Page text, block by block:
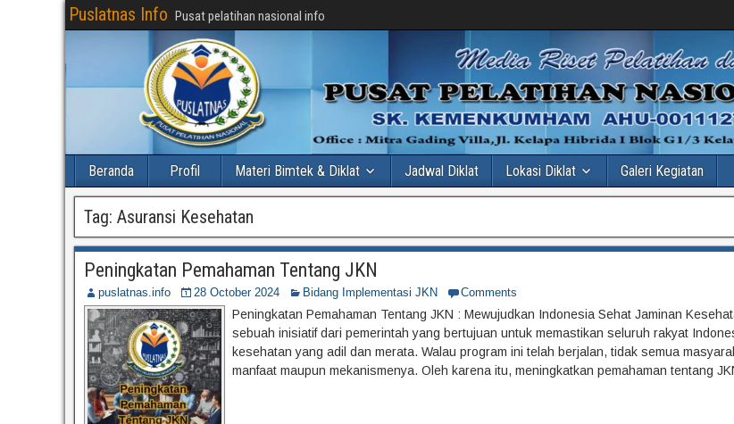
Puslatnas Info Pusat pelatihan nasional info
Beranda Profil Materi Bimtek & Diklat Jadwal Diklat Lokasi Diklat Galeri Kegiatan
Tag: Asuransi Kesehatan
Peningkatan Pemahaman Tentang JKN
puslatnas.info 28 October 2024 Bidang Implementasi JKN Comments
Peningkatan Pemahaman Tentang JKN : Mewujudkan Indonesia Sehat Jaminan
sebuah inisiatif dari pemerintah yang bertujuan untuk memastikan seluruh rakyat
kesehatan yang adil dan merata. Walau program ini telah berjalan, tidak semua
manfaat maupun mekanismenya. Oleh karena itu, meningkatkan pemahaman tentang